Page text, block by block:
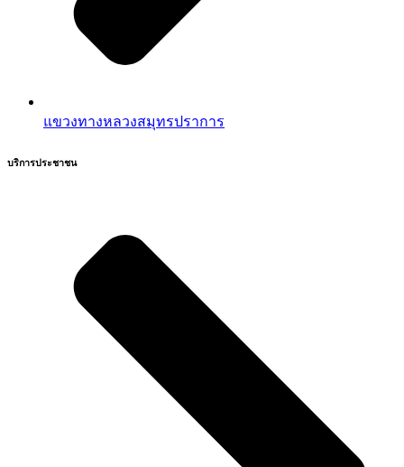
แขวงทางหลวงสมุทรปราการ
บริการประชาชน